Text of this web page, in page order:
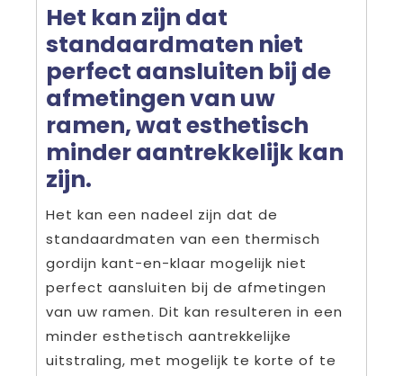
Het kan zijn dat
standaardmaten niet
perfect aansluiten bij de
afmetingen van uw
ramen, wat esthetisch
minder aantrekkelijk kan
zijn.
Het kan een nadeel zijn dat de
standaardmaten van een thermisch
gordijn kant-en-klaar mogelijk niet
perfect aansluiten bij de afmetingen
van uw ramen. Dit kan resulteren in een
minder esthetisch aantrekkelijke
uitstraling, met mogelijk te korte of te